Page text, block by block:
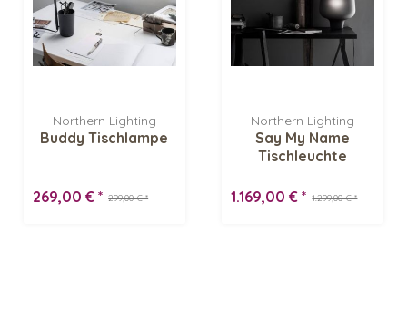
Northern Lighting
Buddy Tischlampe
299,00 € *
269,00 € *
Northern Lighting
Say My Name
Tischleuchte
1.299,00 € *
1.169,00 € *